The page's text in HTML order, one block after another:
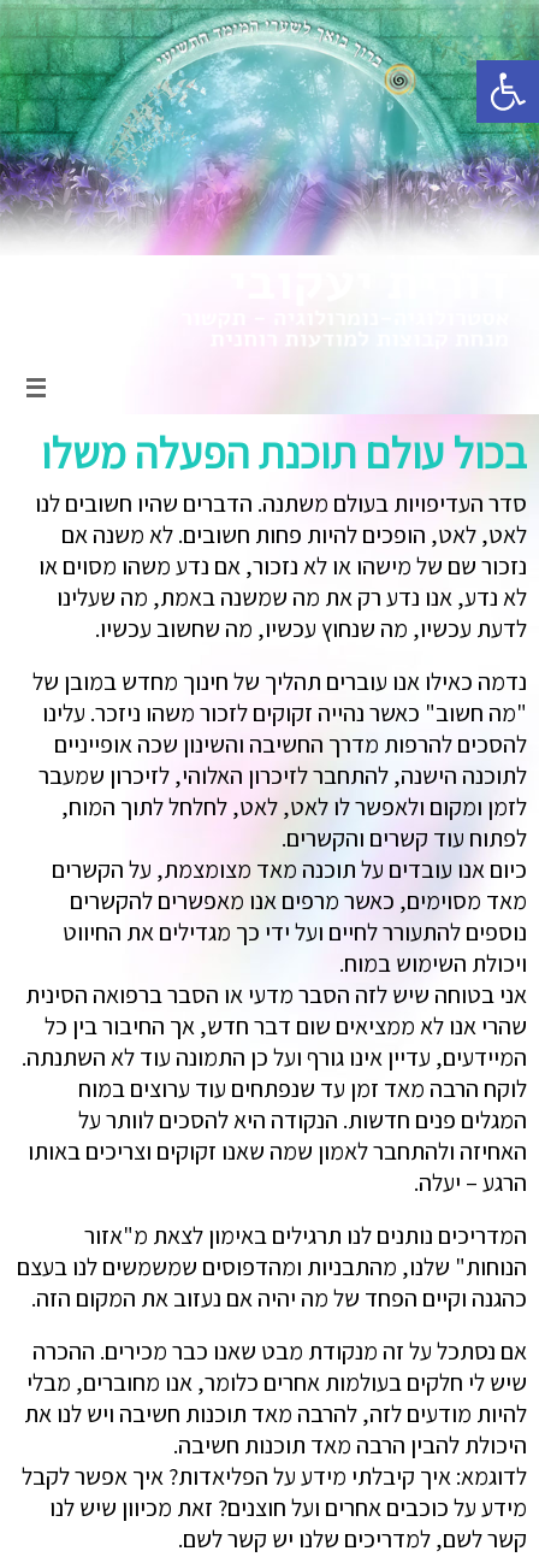
פתח סרגל נגישות
בכול עולם תוכנת הפעלה משלו
סדר העדיפויות בעולם משתנה. הדברים שהיו חשובים לנו
לאט, לאט, הופכים להיות פחות חשובים. לא משנה אם
נזכור שם של מישהו או לא נזכור, אם נדע משהו מסוים או
לא נדע, אנו נדע רק את מה שמשנה באמת, מה שעלינו
לדעת עכשיו, מה שנחוץ עכשיו, מה שחשוב עכשיו.
נדמה כאילו אנו עוברים תהליך של חינוך מחדש במובן של
"מה חשוב" כאשר נהייה זקוקים לזכור משהו ניזכר. עלינו
להסכים להרפות מדרך החשיבה והשינון שכה אופייניים
לתוכנה הישנה, להתחבר לזיכרון האלוהי, לזיכרון שמעבר
לזמן ומקום ולאפשר לו לאט, לאט, לחלחל לתוך המוח,
לפתוח עוד קשרים והקשרים.
כיום אנו עובדים על תוכנה מאד מצומצמת, על הקשרים
מאד מסוימים, כאשר מרפים אנו מאפשרים להקשרים
נוספים להתעורר לחיים ועל ידי כך מגדילים את החיווט
ויכולת השימוש במוח.
אני בטוחה שיש לזה הסבר מדעי או הסבר ברפואה הסינית
שהרי אנו לא ממציאים שום דבר חדש, אך החיבור בין כל
המיידעים, עדיין אינו גורף ועל כן התמונה עוד לא השתנתה.
לוקח הרבה מאד זמן עד שנפתחים עוד ערוצים במוח
המגלים פנים חדשות. הנקודה היא להסכים לוותר על
האחיזה ולהתחבר לאמון שמה שאנו זקוקים וצריכים באותו
הרגע – יעלה.
המדריכים נותנים לנו תרגילים באימון לצאת מ"אזור
הנוחות" שלנו, מהתבניות ומהדפוסים שמשמשים לנו בעצם
כהגנה וקיים הפחד של מה יהיה אם נעזוב את המקום הזה.
אם נסתכל על זה מנקודת מבט שאנו כבר מכירים. ההכרה
שיש לי חלקים בעולמות אחרים כלומר, אנו מחוברים, מבלי
להיות מודעים לזה, להרבה מאד תוכנות חשיבה ויש לנו את
היכולת להבין הרבה מאד תוכנות חשיבה.
לדוגמא: איך קיבלתי מידע על הפליאדות? איך אפשר לקבל
מידע על כוכבים אחרים ועל חוצנים? זאת מכיוון שיש לנו
קשר לשם, למדריכים שלנו יש קשר לשם.